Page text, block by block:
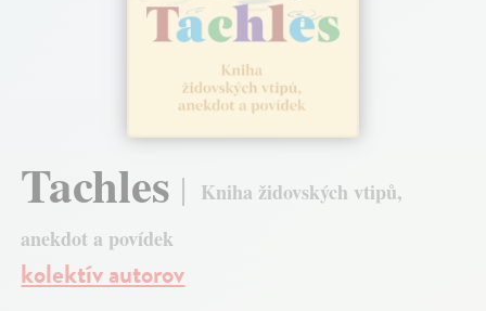
Tachles
Kniha židovských vtipů,
anekdot a povídek
kolektív autorov